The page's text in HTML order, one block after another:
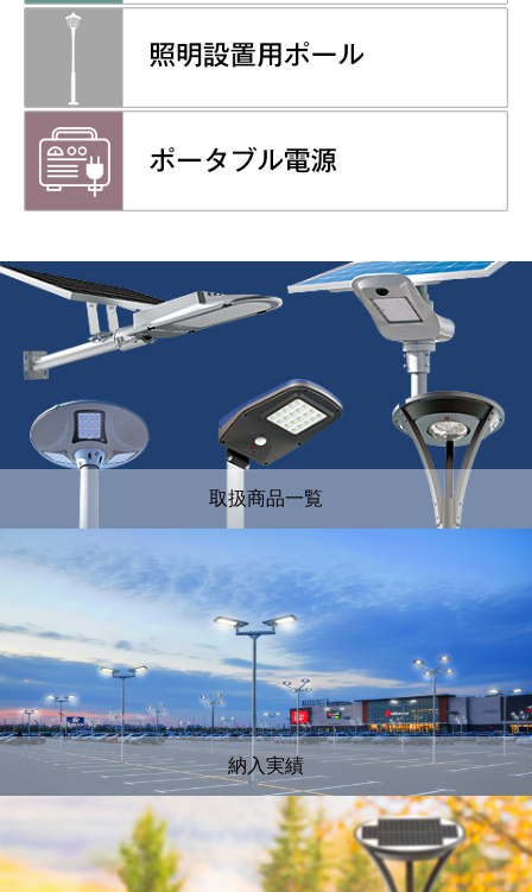
取扱商品一覧
納入実績